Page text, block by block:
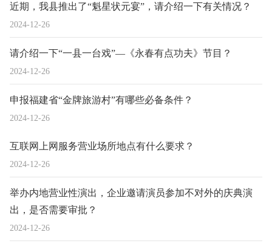
2024-12-26
近期，我县推出了“魁星状元宴”，请介绍一下有关情况？
2024-12-26
请介绍一下“一县一台戏”—《永春有点功夫》节目？
2024-12-26
申报福建省“金牌旅游村”有哪些必备条件？
2024-12-26
互联网上网服务营业场所地点有什么要求？
2024-12-26
举办内地营业性演出，企业邀请演员参加不对外的庆典演
出，是否需要审批？